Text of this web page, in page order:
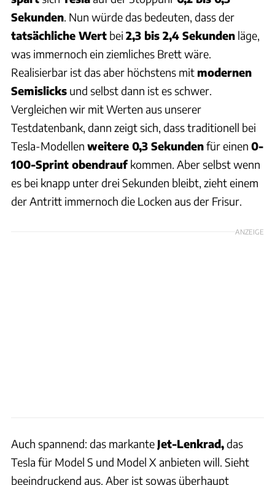
Sekunden. Nun würde das bedeuten, dass der
tatsächliche Wert bei 2,3 bis 2,4 Sekunden läge,
was immernoch ein ziemliches Brett wäre.
Realisierbar ist das aber höchstens mit modernen
Semislicks und selbst dann ist es schwer.
Vergleichen wir mit Werten aus unserer
Testdatenbank, dann zeigt sich, dass traditionell bei
Tesla-Modellen weitere 0,3 Sekundenfür einen 0-
100-Sprint obendrauf kommen. Aber selbst wenn
es bei knapp unter drei Sekunden bleibt, zieht einem
der Antritt immernoch die Locken aus der Frisur.
ANZEIGE
Auch spannend: das markante Jet-Lenkrad,das
Tesla für Model S und Model X anbieten will. Sieht
beeindruckend aus. Aber ist sowas überhaupt